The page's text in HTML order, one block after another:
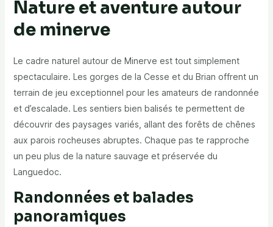
Nature et aventure autour
de minerve
Le cadre naturel autour de Minerve est tout simplement
spectaculaire. Les gorges de la Cesse et du Brian offrent un
terrain de jeu exceptionnel pour les amateurs de randonnée
et d’escalade. Les sentiers bien balisés te permettent de
découvrir des paysages variés, allant des forêts de chênes
aux parois rocheuses abruptes. Chaque pas te rapproche
un peu plus de la nature sauvage et préservée du
Languedoc.
Randonnées et balades
panoramiques